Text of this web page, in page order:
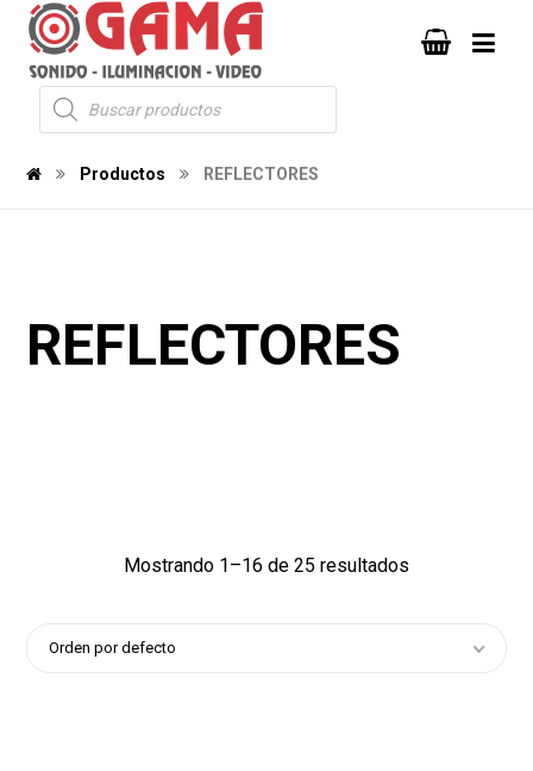
Productos REFLECTORES
REFLECTORES
Mostrando 1–16 de 25 resultados
Orden por defecto